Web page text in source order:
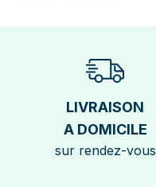
LIVRAISON
A DOMICILE
sur rendez-vous